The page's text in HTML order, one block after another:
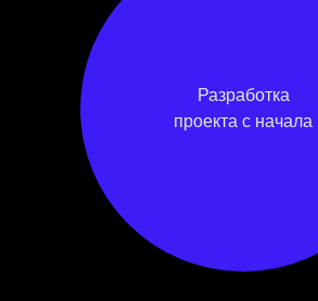
Разработка
проекта с начала